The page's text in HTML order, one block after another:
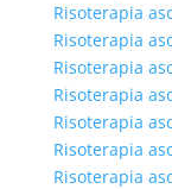
Risoterapia
Risoterapia
Risoterapia
Risoterapia
Risoterapia
Risoterapia
Risoterapia